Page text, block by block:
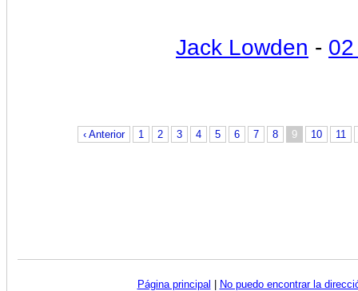
Jack Lowden -
‹ Anterior 1 2 3 4 5 6 7 8 9 10 11
Página principal | No puedo encontrar la